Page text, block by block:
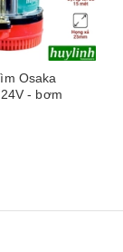
Osaka
- bơm